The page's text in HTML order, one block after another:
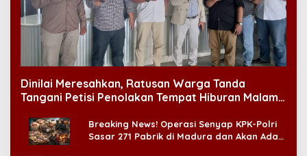
Dinilai Meresahkan, Ratusan Warga Tanda
Tangani Petisi Penolakan Tempat Hiburan Malam
Breaking News! Operasi Senyap KPK-Polri
Sasar 271 Pabrik di Madura dan Akan Ada